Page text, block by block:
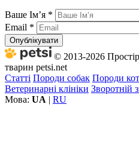
Ваше Імʼя *
Email *
Опублікувати
© 2013-2026
тварин petsi.net
Статті Породи собак Породи
Ветеринарні клініки Зворотній
Мова: UA | RU